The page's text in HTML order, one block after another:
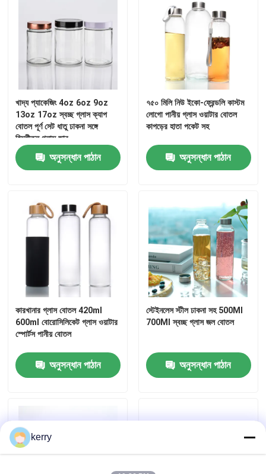
আমাদের সাথে যোগাযোগ করুন
উদ্ধৃতির জন্য আবেদন
কাচের বোতল
গ্লাসের জার
গ্লাস কাপ
জার বোতল ক্যাপ
খাদ্য প্যাকেজিং 4oz 6oz 9oz
13oz 17oz স্বচ্ছ গ্লাস ক্যাপ
বোতল পূর্ণ সেট ধাতু ঢাকনা সঙ্গে
হিমশীতল গ্লাস জার
অনুসন্ধান পাঠান
৭৫০ মিলি নিউ ইকো-ফ্রেন্ডলি কাস্টম
লোগো পানীয় গ্লাস ওয়াটার বোতল
কাপড়ের হাতা পকেট সহ
অনুসন্ধান পাঠান
কারখানার গ্লাস বোতল 420ml
600ml বোরোসিলিকেট গ্লাস ওয়াটার
স্পোর্টস পানীয় বোতল
অনুসন্ধান পাঠান
স্টেইনলেস স্টীল ঢাকনা সহ 500Ml
700Ml স্বচ্ছ গ্লাস জল বোতল
অনুসন্ধান পাঠান
kerry